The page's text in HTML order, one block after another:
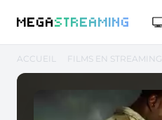
MEGASTREAMING
ACCUEIL FILMS EN STREAMING